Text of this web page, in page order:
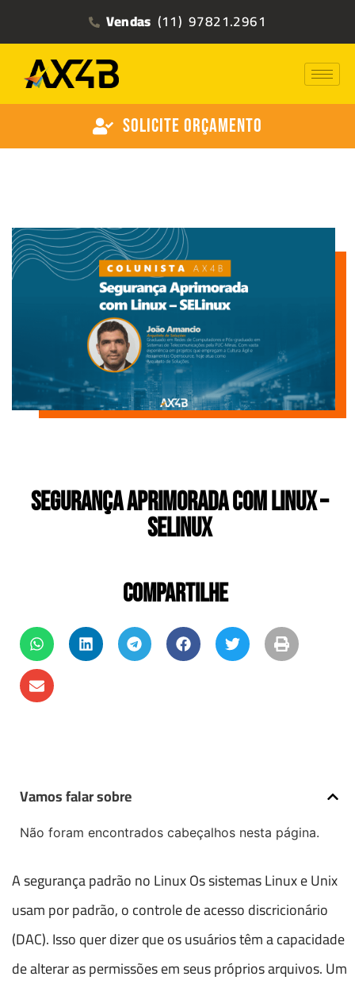
Vendas (11) 97821.2961
Solicite Orçamento
Segurança Aprimorada com Linux –
SELinux
COMPARTILHE
Vamos falar sobre
Não foram encontrados cabeçalhos nesta página.
A segurança padrão no Linux Os sistemas Linux e Unix
usam por padrão, o controle de acesso discricionário
(DAC). Isso quer dizer que os usuários têm a capacidade
de alterar as permissões em seus próprios arquivos. Um